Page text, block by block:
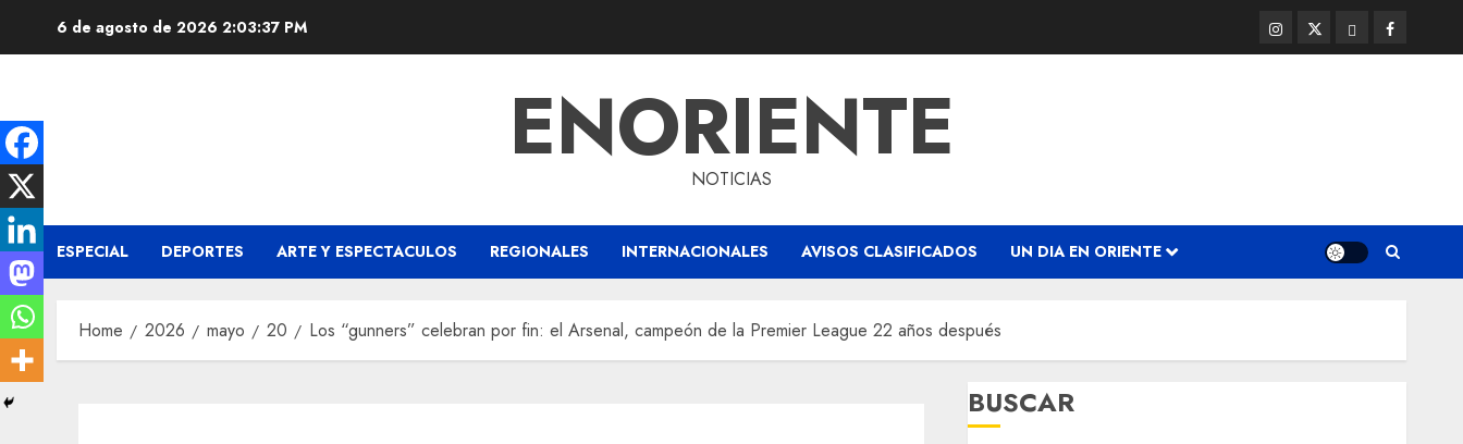
6 de agosto de 2026 2:03:38 PM
Instagram
@EnOriente
Twitter
(X)
ThreadsFacebook
ENORIENTE
NOTICIAS
ESPECIAL DEPORTES ARTE Y ESPECTACULOS REGIONALES INTERNACIONALES AVISOS CLASIFICADOS UN DIA EN ORIENTE
Home 2026 mayo 20 Los “gunners” celebran por fin: el Arsenal, campeón de la Premier League 22 años después
BUSCAR